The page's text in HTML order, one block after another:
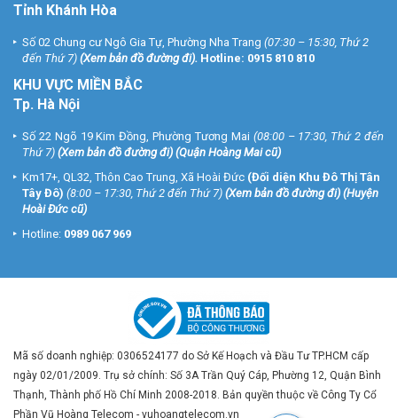
Dịch vụ lắp đặt bộ camera Hikvision cho nhà
xưởng
Tỉnh Khánh Hòa
Số 02 Chung cư Ngô Gia Tự, Phường Nha Trang (07:30 – 15:30, Thứ 2
đến Thứ 7) (Xem bản đồ đường đi). Hotline: 0915 810 810
KHU VỰC MIỀN BẮC
Tp. Hà Nội
Số 22 Ngõ 19 Kim Đồng, Phường Tương Mai (08:00 – 17:30, Thứ 2 đến
Thứ 7) (Xem bản đồ đường đi) (Quận Hoàng Mai cũ)
Km17+, QL32, Thôn Cao Trung, Xã Hoài Đức (Đối diện Khu Đô Thị Tân
Tây Đô) (8:00 – 17:30, Thứ 2 đến Thứ 7) (Xem bản đồ đường đi) (Huyện
Hoài Đức cũ)
Hotline: 0989 067 969
Mã số doanh nghiệp: 0306524177 do Sở Kế Hoạch và Đầu Tư TP.HCM cấp
ngày 02/01/2009. Trụ sở chính: Số 3A Trần Quý Cáp, Phường 12, Quận Bình
Thạnh, Thành phố Hồ Chí Minh 2008-2018. Bản quyền thuộc về Công Ty Cổ
Phần Vũ Hoàng Telecom - vuhoangtelecom.vn